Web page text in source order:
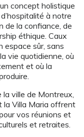
concept holistique
à notre
de la confiance, de
éthique. Caux
sûr, sans
vie quotidienne, où
et où la
la ville de Montreux,
la Villa Maria offrent
vos réunions et
et retraites.